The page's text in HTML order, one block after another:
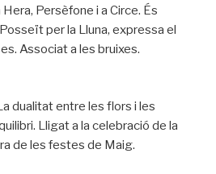
Persèfone i a Circe. És
per la Lluna, expressa el
Associat a les bruixes.
dualitat entre les flors i les
Lligat a la celebració de la
de les festes de Maig.